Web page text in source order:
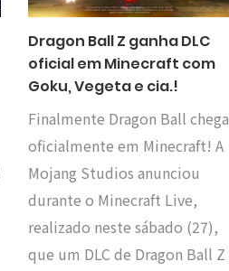
Dragon Ball Z ganha DLC
oficial em Minecraft com
Goku, Vegeta e cia.!
Finalmente Dragon Ball chega
oficialmente em Minecraft! A
Mojang Studios anunciou
durante o Minecraft Live,
realizado neste sábado (27),
que um DLC de Dragon Ball Z